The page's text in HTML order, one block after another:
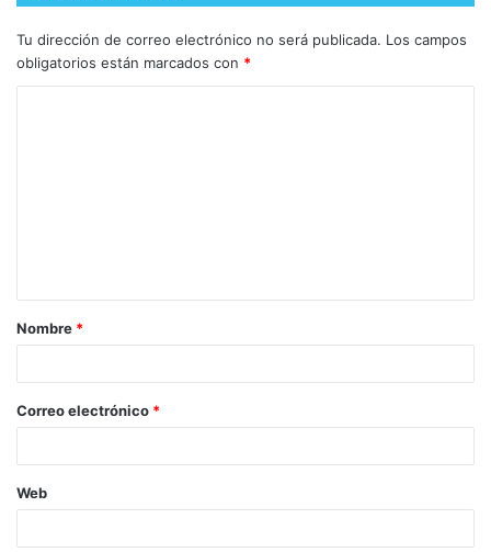
Tu dirección de correo electrónico no será publicada. Los campos
obligatorios están marcados con *
Nombre *
Correo electrónico *
Web